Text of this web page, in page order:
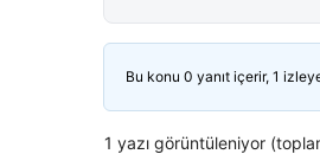
Bu konu 0 yanıt içerir, 1
1 yazı görüntüleniyor